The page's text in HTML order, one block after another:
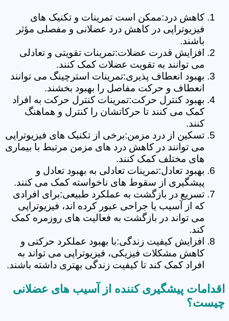
کاهش درد:ممکن است تمرینات و تکنیک های
فیزیوتراپی در کاهش درد عضلانی و مفصلی مؤثر
باشند.
افزایش قدرت عضلات:تمرینات تقویتی و تعادلی
می توانند به تقویت عضلات کمک کنند.
بهبود انعطاف پذیری:تمرینات استرچینگ می توانند
انعطاف و حرکت مفاصل را بهبود بخشند.
بهبود کنترل حرکت:تمرینات کنترل حرکت به افراد
کمک می کنند تا حرکاتشان را کنترل و هماهنگ
کنند.
تسکین از درد مزمن:برخی از تکنیک های فیزیوتراپی
می توانند در کاهش درد های مزمن مرتبط با بیماری
های مختلف کمک کنند.
بهبود تعادل:تمرینات تعادلی به بهبود تعادل و
پیشگیری از سقوط های ناخواسته کمک می کنند.
تسریع در بازگشت به عملکرد طبیعی:برای افرادی
که از آسیب یا جراحی عبور کرده اند، فیزیوتراپی
می تواند در بازگشت به فعالیت های روزمره کمک
کند.
افزایش کیفیت زندگی:با بهبود عملکرد حرکتی و
کاهش مشکلات فیزیکی، فیزیوتراپی می تواند به
افراد کمک کند تا کیفیت زندگی بهتری داشته باشند.
اقدامات پیشگیری کننده از آسیب های عضلانی
چیست؟